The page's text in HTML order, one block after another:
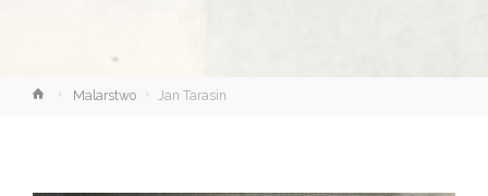
StronaMalarstwo Jan Tarasin